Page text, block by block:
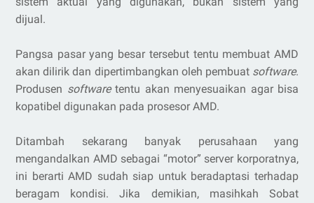
dijual.
Pangsa pasar yang besar tersebut tentu membuat AMD
akan dilirik dan dipertimbangkan oleh pembuat software.
Produsen software tentu akan menyesuaikan agar bisa
kopatibel digunakan pada prosesor AMD.
Ditambah sekarang banyak perusahaan yang
mengandalkan AMD sebagai “motor” server korporatnya,
ini berarti AMD sudah siap untuk beradaptasi terhadap
beragam kondisi. Jika demikian, masihkah Sobat